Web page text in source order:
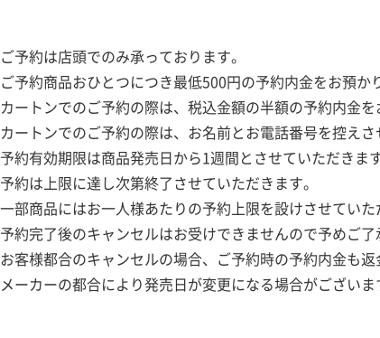
ご予約は店頭でのみ承っております。
ご予約商品おひとつにつき最低500円の予約内金をお預か
カートンでのご予約の際は、税込金額の半額の予約内金を
カートンでのご予約の際は、お名前とお電話番号を控えさ
予約有効期限は商品発売日から1週間とさせていただきます
予約は上限に達し次第終了させていただきます。
一部商品にはお一人様あたりの予約上限を設けさせていた
予約完了後のキャンセルはお受けできませんので予めご了
客様都合のキャンセルの場合、ご予約時の予約内金も返
メーカーの都合により発売日が変更になる場合がございま